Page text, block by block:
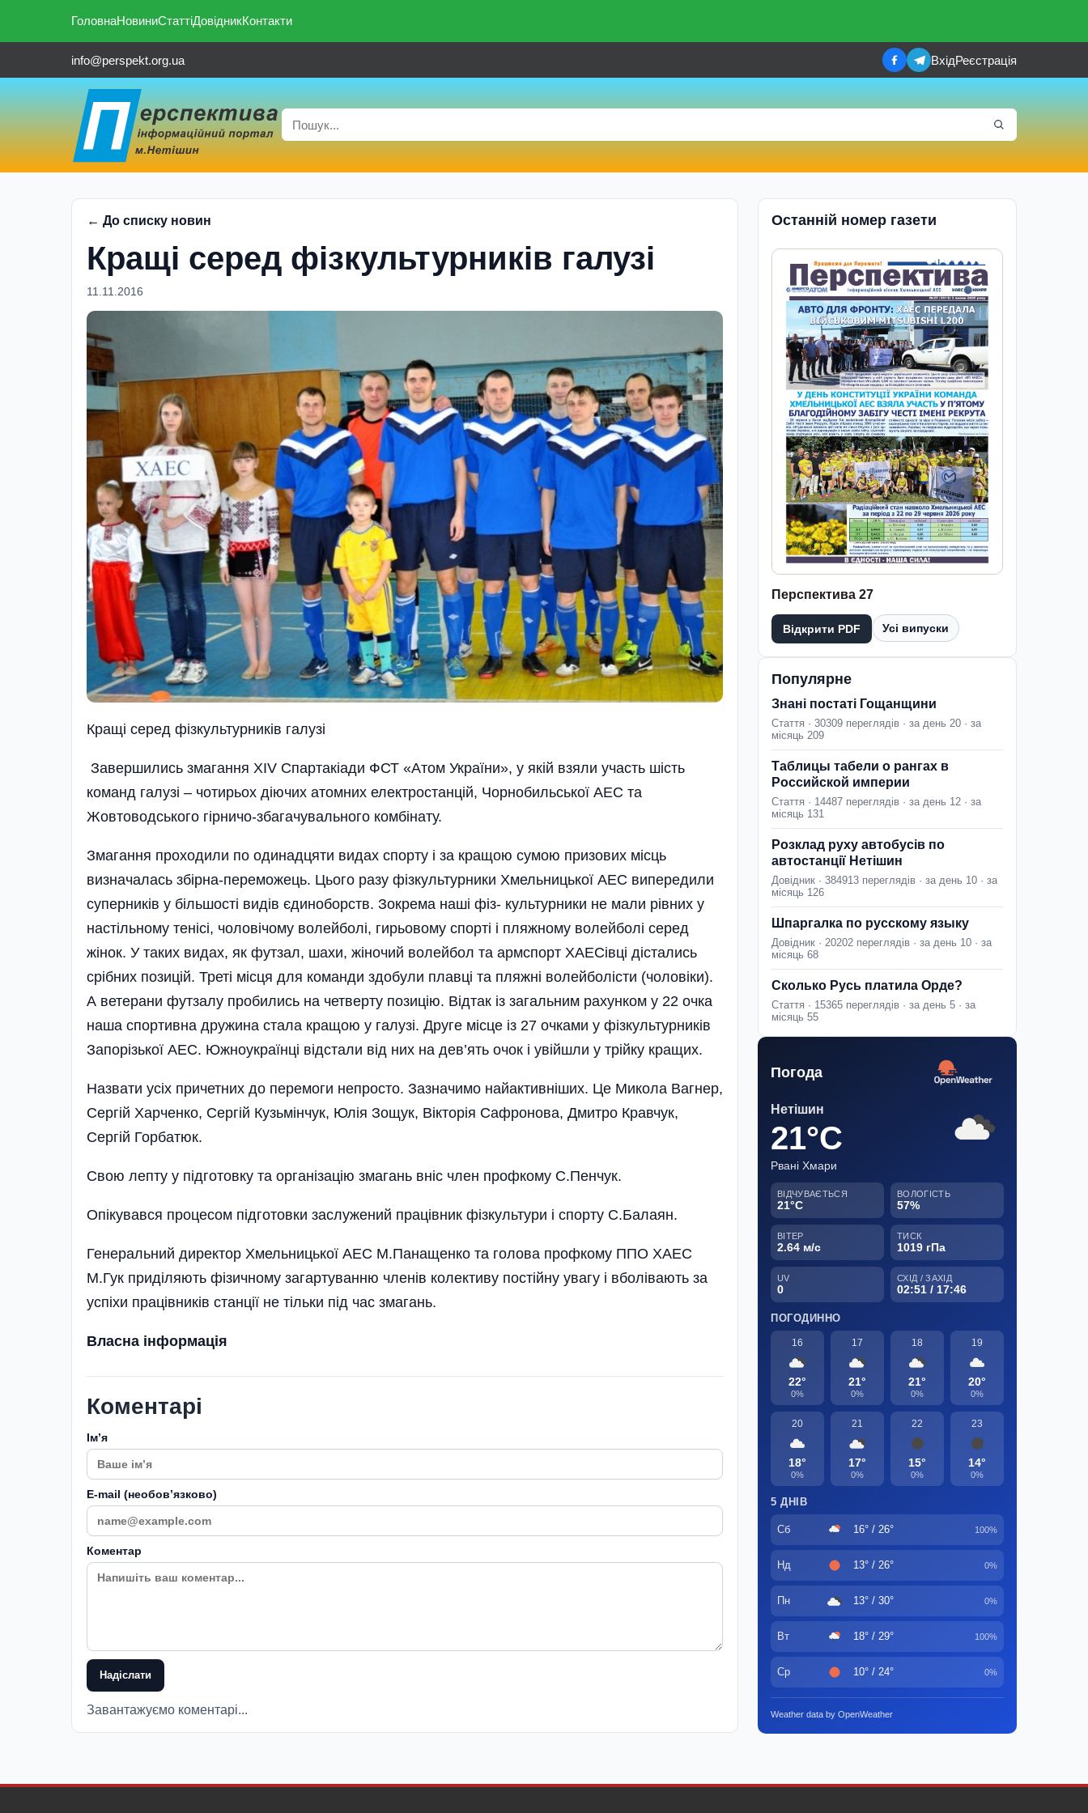
ГоловнаНовиниСтаттіДовідникКонтакти
info@perspekt.org.ua ВхідРеєстрація
← До списку новин
Кращi серед фiзкультурникiв галузi
11.11.2016
Кращi серед фiзкультурникiв галузi
Завершились змагання XIV Спартакіади ФСТ «Атом України», у якій взяли участь шість
команд галузі – чоти­рьох діючих атомних електростанцій, Чорнобильської АЕС та
Жовтоводського гірничо-збагачувального комбінату.
Змагання проходили по одинадцяти видах спорту і за кращою сумою призових місць
визначалась збірна-переможець. Цього разу фізкультурники Хмельницької АЕС випередили
суперників у більшості видів єдиноборств. Зокрема наші фіз­- культурники не мали рівних у
настільному тенісі, чоловічому волейболі, гирьовому спорті і пляжному волейболі серед
жінок. У таких видах, як футзал, шахи, жіночий волейбол та армспорт ХАЕСівці дістались
срібних позицій. Треті місця для команди здобули плавці та пляжні волейболісти (чоловіки).
А ветерани футзалу пробились на четверту позицію. Відтак із загальним рахунком у 22 очка
наша спортивна дружина стала кращою у галузі. Друге місце із 27 очками у фізкультурників
Запорізької АЕС. Южноукраїнці відстали від них на дев’ять очок і увійшли у трійку кращих.
Назвати усіх причетних до перемоги непросто. Зазначимо найактивніших. Це Микола Вагнер,
Сергій Харченко, Сергій Кузьмінчук, Юлія Зощук, Вікторія Сафронова, Дмитро Кравчук,
Сергій Горбатюк.
Свою лепту у підготовку та організацію змагань вніс член профкому С.Пенчук.
Опікувався процесом під­готовки заслужений працівник фізкультури і спорту С.Балаян.
Генеральний директор Хмельницької АЕС М.Панащенко та голова профкому ППО ХАЕС
М.Гук приділяють фізичному загартуванню членів колективу постійну увагу і вболівають за
успіхи праці­вників станції не тільки під час змагань.
Власна інформація
Коментарі
Імʼя
E-mail (необовʼязково)
Коментар
Надіслати
Завантажуємо коментарі...
Останній номер газети
Перспектива 27
Відкрити PDF Усі випуски
Популярне
Знані постаті Гощанщини
Стаття · 30309 переглядів · за день 20 · за
місяць 209
Таблицы табели о рангах в
Российской империи
Стаття · 14487 переглядів · за день 12 · за
місяць 131
Розклад руху автобусів по
автостанції Нетішин
Довідник · 384913 переглядів · за день 10 · за
місяць 126
Шпаргалка по русскому языку
Довідник · 20202 переглядів · за день 10 · за
місяць 68
Сколько Русь платила Орде?
Стаття · 15365 переглядів · за день 5 · за
місяць 55
Погода
Нетішин
21°C
Рвані Хмари
ВІДЧУВАЄТЬСЯ
21°C
ВОЛОГІСТЬ
57%
ВІТЕР
2.64 м/с
ТИСК
1019 гПа
UV
0
СХІД / ЗАХІД
02:51 / 17:46
ПОГОДИННО
16
22°
0%
17
21°
0%
18
21°
0%
19
20°
0%
20
18°
0%
21
17°
0%
22
15°
0%
23
14°
0%
5 ДНІВ
Сб 16° / 26° 100%
Нд 13° / 26° 0%
Пн 13° / 30° 0%
Вт 18° / 29° 100%
Ср 10° / 24° 0%
Weather data by OpenWeather